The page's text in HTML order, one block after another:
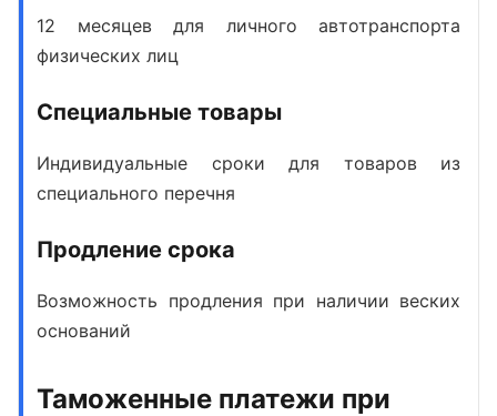
12 месяцев для личного автотранспорта
физических лиц
Специальные товары
Индивидуальные сроки для товаров из
специального перечня
Продление срока
Возможность продления при наличии веских
оснований
Таможенные платежи при